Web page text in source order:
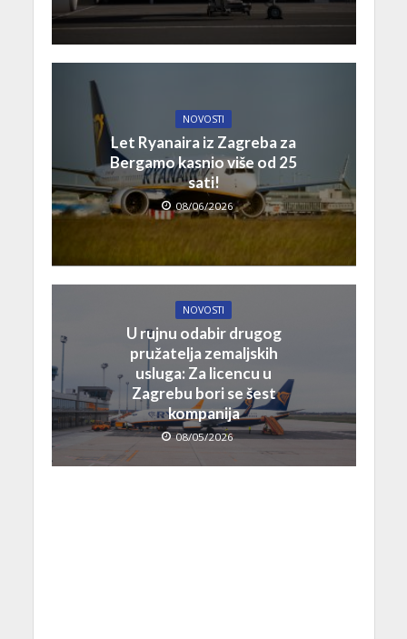
NOVOSTI
Let Ryanaira iz Zagreba za
Bergamo kasnio više od 25
sati!
08/06/2026
NOVOSTI
U rujnu odabir drugog
pružatelja zemaljskih
usluga: Za licencu u
Zagrebu bori se šest
kompanija
08/05/2026